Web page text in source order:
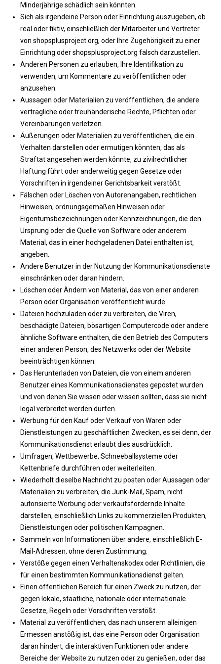
Minderjährige schädlich sein könnten.
Sich als irgendeine Person oder Einrichtung auszugeben, ob
real oder fiktiv, einschließlich der Mitarbeiter und Vertreter
von shopsplusproject.org, oder Ihre Zugehörigkeit zu einer
Einrichtung oder shopsplusproject.org falsch darzustellen.
Anderen Personen zu erlauben, Ihre Identifikation zu
verwenden, um Kommentare zu veröffentlichen oder
anzusehen.
Aussagen oder Materialien zu veröffentlichen, die andere
vertragliche oder treuhänderische Rechte, Pflichten oder
Vereinbarungen verletzen.
Äußerungen oder Materialien zu veröffentlichen, die ein
Verhalten darstellen oder ermutigen könnten, das als
Straftat angesehen werden könnte, zu zivilrechtlicher
Haftung führt oder anderweitig gegen Gesetze oder
Vorschriften in irgendeiner Gerichtsbarkeit verstößt.
Fälschen oder Löschen von Autorenangaben, rechtlichen
Hinweisen, ordnungsgemäßen Hinweisen oder
Eigentumsbezeichnungen oder Kennzeichnungen, die den
Ursprung oder die Quelle von Software oder anderem
Material, das in einer hochgeladenen Datei enthalten ist,
angeben.
Andere Benutzer in der Nutzung der Kommunikationsdienste
einschränken oder daran hindern.
Löschen oder Ändern von Material, das von einer anderen
Person oder Organisation veröffentlicht wurde.
Dateien hochzuladen oder zu verbreiten, die Viren,
beschädigte Dateien, bösartigen Computercode oder andere
ähnliche Software enthalten, die den Betrieb des Computers
einer anderen Person, des Netzwerks oder der Website
beeinträchtigen können.
Das Herunterladen von Dateien, die von einem anderen
Benutzer eines Kommunikationsdienstes gepostet wurden
und von denen Sie wissen oder wissen sollten, dass sie nicht
legal verbreitet werden dürfen.
Werbung für den Kauf oder Verkauf von Waren oder
Dienstleistungen zu geschäftlichen Zwecken, es sei denn, der
Kommunikationsdienst erlaubt dies ausdrücklich.
Umfragen, Wettbewerbe, Schneeballsysteme oder
Kettenbriefe durchführen oder weiterleiten.
Wiederholt dieselbe Nachricht zu posten oder Aussagen oder
Materialien zu verbreiten, die Junk-Mail, Spam, nicht
autorisierte Werbung oder verkaufsfördernde Inhalte
darstellen, einschließlich Links zu kommerziellen Produkten,
Dienstleistungen oder politischen Kampagnen.
Sammeln von Informationen über andere, einschließlich E-
Mail-Adressen, ohne deren Zustimmung.
Verstöße gegen einen Verhaltenskodex oder Richtlinien, die
für einen bestimmten Kommunikationsdienst gelten.
Einen öffentlichen Bereich für einen Zweck zu nutzen, der
gegen lokale, staatliche, nationale oder internationale
Gesetze, Regeln oder Vorschriften verstößt.
Material zu veröffentlichen, das nach unserem alleinigen
Ermessen anstößig ist, das eine Person oder Organisation
daran hindert, die interaktiven Funktionen oder andere
Bereiche der Website zu nutzen oder zu genießen, oder das